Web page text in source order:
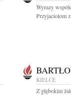
Wyrazy
Przyjaciołom
KIELCE
Z głębokim